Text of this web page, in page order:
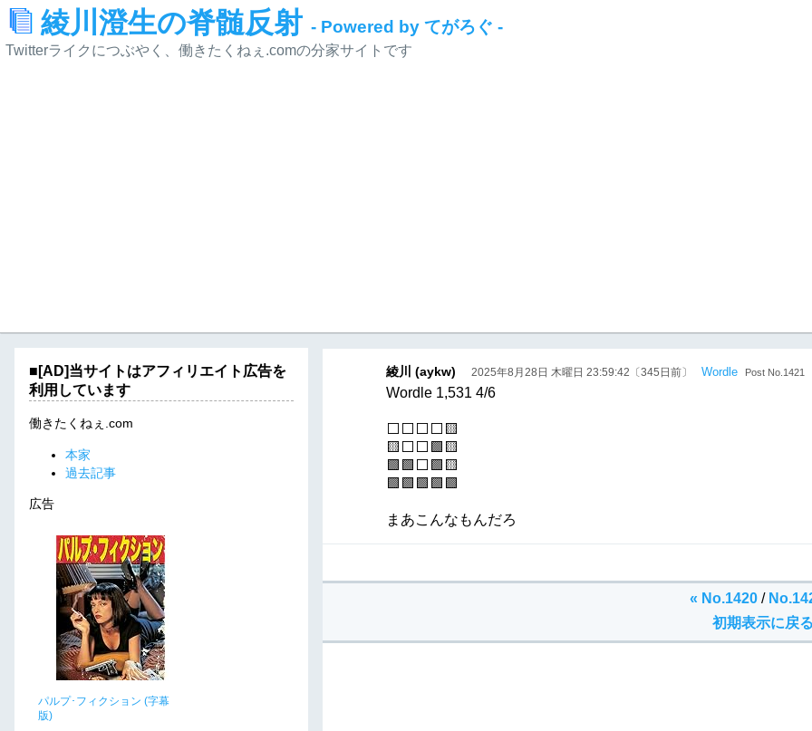
綾川澄生の脊髄反射 - Powered by てがろぐ -
Twitterライクにつぶやく、働きたくねぇ.comの分家サイトです
綾川 (aykw) 2025年8月28日 木曜日 23:59:42〔345日前〕 Wordle Post No.1421
Wordle 1,531 4/6
⬜⬜⬜⬜🟨
🟨⬜⬜🟩🟨
🟩🟩⬜🟩🟨
🟩🟩🟩🟩🟩
まあこんなもんだろ
« No.1420 /
初期表示に戻る
■[AD]当サイトはアフィリエイト広告を
利用しています
働きたくねぇ.com
本家
過去記事
広告
パルプ･フィクション (字幕
版)